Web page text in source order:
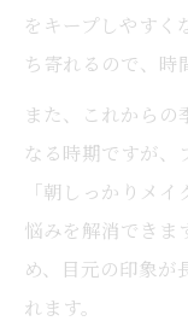
をキープしやすく
ち寄れるので、時
また、これからの
なる時期ですが、
「朝しっかりメ
悩みを解消できま
め、目元の印象が
れます。